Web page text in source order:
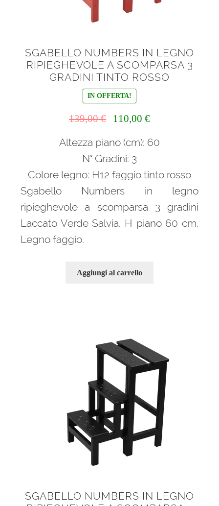
SGABELLO NUMBERS IN LEGNO
RIPIEGHEVOLE A SCOMPARSA 3
GRADINI TINTO ROSSO
IN OFFERTA!
139,00€
originale
139,00 €.
110,00 €Il
attuale
Altezza piano (cm): 60
N° Gradini: 3
Colore legno: H12 faggio tinto rosso
Sgabello Numbers in legno
ripieghevole a scomparsa 3 gradini
Laccato Verde Salvia. H piano 60 cm.
Legno faggio.
Aggiungi al carrello
SGABELLO NUMBERS IN LEGNO